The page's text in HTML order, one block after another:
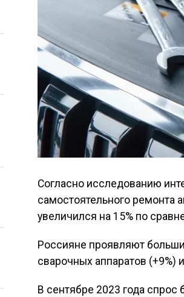
Согласно исследованию
самостоятельного ремонта
увеличился на 15% по
Россияне проявляют
сварочных аппаратов (+9%)
В сентябре 2023 года